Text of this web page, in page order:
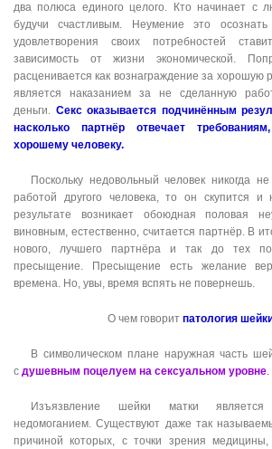
два полюса единого целого. Кто начинает с
будучи счастливым. Неумение это
удовлетворения своих потребностей
зависимость от жизни экономической.
расценивается как вознаграждение за хорошую
является наказанием за не сделанную
деньги. Секс оказывается подчинённым
насколько партнёр отвечает
хорошему человеку.
Поскольку недовольный человек никогда
работой другого человека, то он скупится и
результате возникает обоюдная половая
виновным, естественно, считается партнёр. В
нового, лучшего партнёра и так до тех
пресыщение. Пресыщение есть желание
времена. Но, увы, время вспять не повернешь.
О чем говорит патология
В символическом плане наружная часть
с душевным поцелуем на сексуальном уровне.
Изъязвление шейки матки
недомоганием. Существуют даже так
причиной которых, с точки зрения медицины,